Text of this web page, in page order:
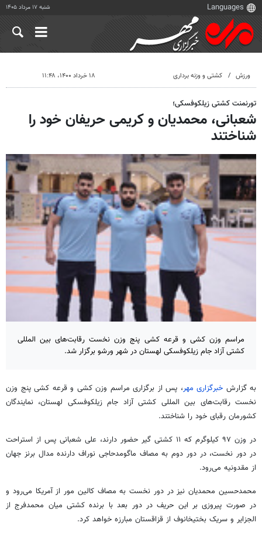
شنبه ۱۷ مرداد ۱۴۰۵
ورزش کشتی و وزنه برداری ۱۸ خرداد ۱۴۰۰، ۱۱:۴۸
تورنمنت کشتی زیلکوفسکی؛
شعبانی، محمدیان و کریمی حریفان خود را
شناختند
مراسم وزن کشی و قرعه کشی پنج وزن نخست رقابت‌های بین المللی
کشتی آزاد جام زیلکوفسکی لهستان در شهر ورشو برگزار شد.
به گزارش خبرگزاری مهر، پس از برگزاری مراسم وزن کشی و قرعه کشی پنج وزن
نخست رقابت‌های بین المللی کشتی آزاد جام زیلکوفسکی لهستان، نمایندگان
کشورمان رقبای خود را شناختند.
در وزن ۹۷ کیلوگرم که ۱۱ کشتی گیر حضور دارند، علی شعبانی پس از استراحت
در دور نخست، در دور دوم به مصاف ماگومدحاجی نوراف دارنده مدال برنز جهان
از مقدونیه می‌رود.
محمدحسین محمدیان نیز در دور نخست به مصاف کالین مور از آمریکا می‌رود و
در صورت پیروزی بر این حریف در دور بعد با برنده کشتی میان محمدفرج از
الجزایر و سریک بختیخانوف از قزاقستان مبارزه خواهد کرد.